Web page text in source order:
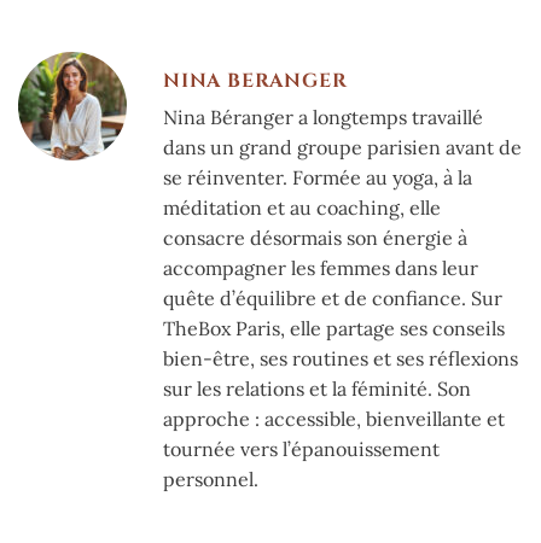
NINA BERANGER
Nina Béranger a longtemps travaillé
dans un grand groupe parisien avant de
se réinventer. Formée au yoga, à la
méditation et au coaching, elle
consacre désormais son énergie à
accompagner les femmes dans leur
quête d’équilibre et de confiance. Sur
TheBox Paris, elle partage ses conseils
bien-être, ses routines et ses réflexions
sur les relations et la féminité. Son
approche : accessible, bienveillante et
tournée vers l’épanouissement
personnel.